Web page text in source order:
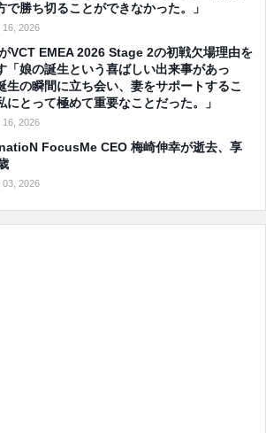
で勝ち切ることができなかった。」
16, 2026
VCT EMEA 2026 Stage 2の初戦欠場理由を
「娘の誕生という喜ばしい出来事があっ
生の瞬間に立ち会い、妻をサポートするこ
にとって極めて重要なことだった。」
16, 2026
FocusMe CEO 梅崎伸幸が逝去、享
03, 2026